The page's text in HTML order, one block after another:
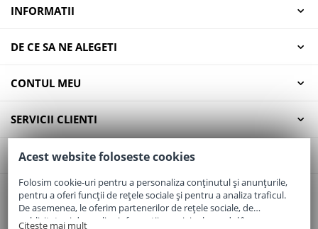
INFORMATII
DE CE SA NE ALEGETI
CONTUL MEU
SERVICII CLIENTI
CONTACT
Email:office@elaptepraf.ro
Telefon:0745-964-449
Acest website foloseste cookies
Folosim cookie-uri pentru a personaliza conținutul și anunțurile,
pentru a oferi funcții de rețele sociale și pentru a analiza traficul.
De asemenea, le oferim partenerilor de rețele sociale, de
publicitate și de analize informații cu privire la modul în care
Citeste mai mult